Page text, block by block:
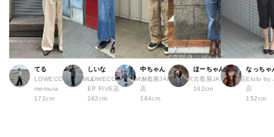
てる
LOWECO by JAM a
memura
172cm
しいな
LOWECO by JAM H
EP FIVE店
162cm
中ちゃん
古着屋JAM 下北沢
店
164cm
ほーちゃん
古着屋JAM 広島店
162cm
なっちゃ
Elulu by
店
152cm